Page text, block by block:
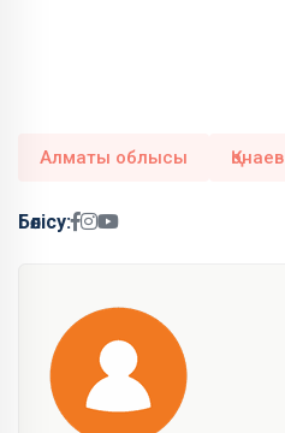
Алматы облысы Қонаев
Бөлісу: